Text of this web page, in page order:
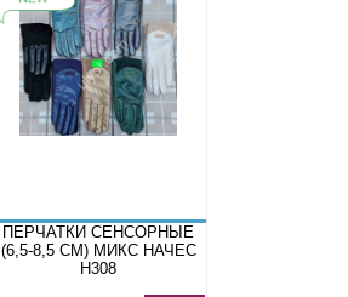
ПЕРЧАТКИ СЕНСОРНЫЕ
(6,5-8,5 СМ) МИКС НАЧЕС
Н308